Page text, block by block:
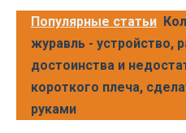
Популярные статьи
журавль - устройство,
достоинства и
короткого плеча,
руками